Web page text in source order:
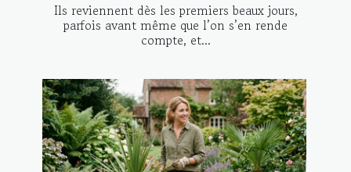
Ils reviennent dès les premiers beaux jours,
parfois avant même que l’on s’en rende
compte, et...